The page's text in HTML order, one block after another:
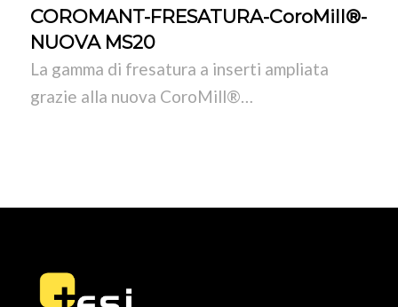
COROMANT-FRESATURA-CoroMill®-
NUOVA MS20
La gamma di fresatura a inserti ampliata
grazie alla nuova CoroMill®…